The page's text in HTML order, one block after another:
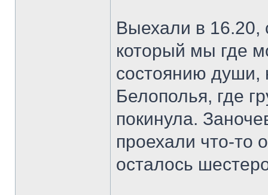
Выехали в 16.20,
который мы где
состоянию души,
Белополья, где
покинула.
проехали что-то
осталось